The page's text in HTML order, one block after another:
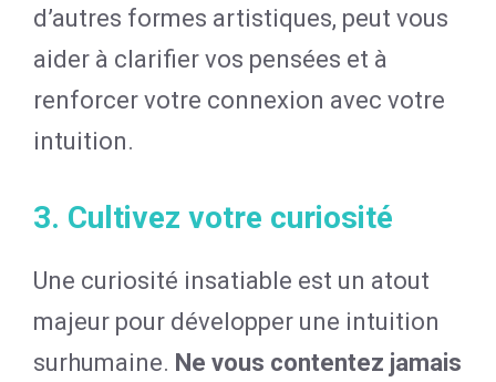
d’autres formes artistiques, peut vous
aider à clarifier vos pensées et à
renforcer votre connexion avec votre
intuition.
3. Cultivez votre curiosité
Une curiosité insatiable est un atout
majeur pour développer une intuition
surhumaine. Ne vous contentez jamais